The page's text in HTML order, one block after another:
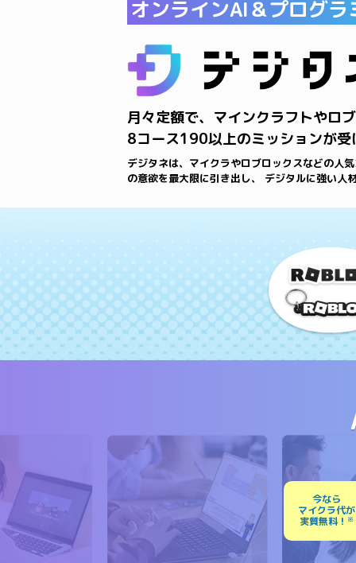
オンラインAI＆プログラ
月々定額で、マインクラフトやロ
8コース190以上のミッションが受
デジタネは、マイクラやロブロックスなどの人
の意欲を最大限に引き出し、 デジタルに強い人
今なら
マイクラ代が
実質無料！ ※